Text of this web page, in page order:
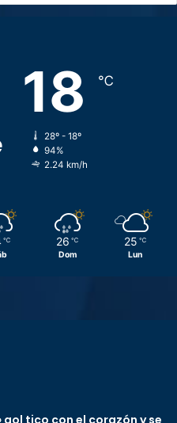
18 ℃
28º - 18º
94%
2.24 km/h
℃ 26 ℃
Dom
25 ℃
Lun